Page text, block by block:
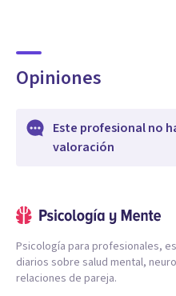
Opiniones
Este profesional no
valoración
Psicología para profesionales,
diarios sobre salud mental,
relaciones de pareja.